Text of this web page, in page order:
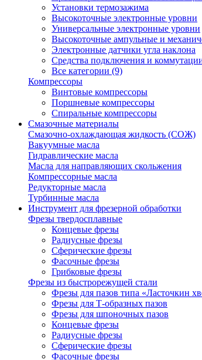
Установки термозажима
Высокоточные электронные уровни
Универсальные электронные уровни
Высокоточные ампульные и
Электронные датчики угла наклона
Средства подключения и
Все категории (9)
Компрессоры
Винтовые компрессоры
Поршневые компрессоры
Спиральные компрессоры
Смазочные материалы
Смазочно-охлаждающая жидкость (СОЖ)
Вакуумные масла
Гидравлические масла
Масла для направляющих скольжения
Компрессорные масла
Редукторные масла
Турбинные масла
Инструмент для фрезерной обработки
Фрезы твердосплавные
Концевые фрезы
Радиусные фрезы
Сферические фрезы
Фасочные фрезы
Грибковые фрезы
Фрезы из быстрорежущей стали
Фрезы для пазов типа «Ласточкин
Фрезы для Т-образных пазов
Фрезы для шпоночных пазов
Концевые фрезы
Радиусные фрезы
Сферические фрезы
Фасочные фрезы